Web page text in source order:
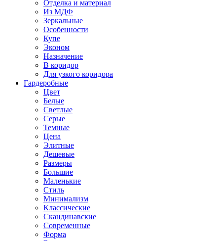
Отделка и материал
Из МДФ
Зеркальные
Особенности
Купе
Эконом
Назначение
В коридор
Для узкого коридора
Гардеробные
Цвет
Белые
Светлые
Серые
Темные
Цена
Элитные
Дешевые
Размеры
Большие
Маленькие
Стиль
Минимализм
Классические
Скандинавские
Современные
Форма